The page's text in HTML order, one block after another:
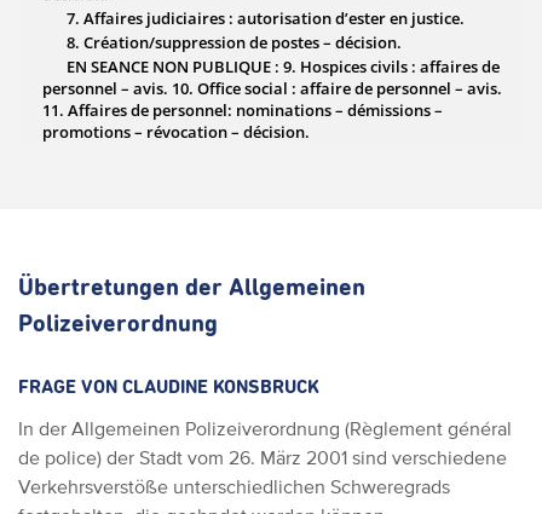
Übertretungen der Allgemeinen
Polizeiverordnung
FRAGE VON CLAUDINE KONSBRUCK
In der Allgemeinen Polizeiverordnung (Règlement général
de police) der Stadt vom 26. März 2001 sind verschiedene
Verkehrsverstöße unterschiedlichen Schweregrads